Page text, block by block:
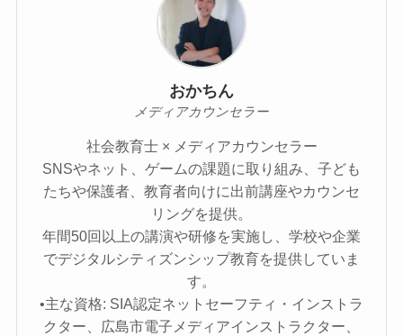
おかちん
メディアカウンセラー
社会教育士 × メディアカウンセラー
SNSやネット、ゲームの課題に取り組み、子ども
たちや保護者、教育者向けに出前講座やカウンセ
リングを提供。
年間50回以上の講演や研修を実施し、学校や企業
でデジタルシティズンシップ教育を提供していま
す。
•主な資格: SIA認定ネットセーフティ・インストラ
クター、広島市電子メディアインストラクター、